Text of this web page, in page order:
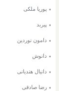
پوریا ملکی
پیربد
دامون نوردین
دانوش
دانیال هندیانی
رضا صادقی